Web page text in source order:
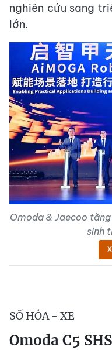
nghiên cứu sang
lớn.
Omoda & Jaecoo
sinh
SỐ HÓA - XE
Omoda C5